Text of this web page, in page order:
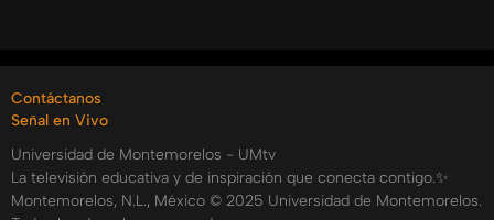
Google podcast:
sa=X&ved=2ahUKEwiI2L-
zmsqFAxWqj2oFHRJaAc4Q9sEGegQIARAD&hl=es
Contáctanos
Señal en Vivo
Universidad de Montemorelos - UMtv
La televisión educativa y de inspiración que conecta contigo.✨
Montemorelos, N.L., México © 2025 Universidad de Montemorelos.